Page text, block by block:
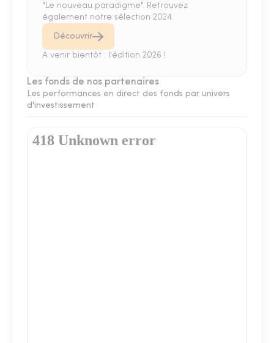
"Le nouveau paradigme". Retrouvez
également notre sélection 2024.
Découvrir
A venir bientôt : l'édition 2026 !
Les fonds de nos partenaires
Les performances en direct des fonds par univers
d'investissement